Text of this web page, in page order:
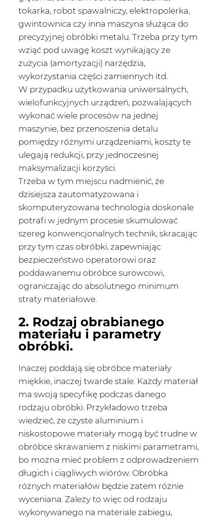
tokarka, robot spawalniczy, elektropolerka,
gwintownica czy inna maszyna służąca do
precyzyjnej obróbki metalu. Trzeba przy tym
wziąć pod uwagę koszt wynikający ze
zużycia (amortyzacji) narzędzia,
wykorzystania części zamiennych itd.
W przypadku użytkowania uniwersalnych,
wielofunkcyjnych urządzeń, pozwalających
wykonać wiele procesów na jednej
maszynie, bez przenoszenia detalu
pomiędzy różnymi urządzeniami, koszty te
ulegają redukcji, przy jednoczesnej
maksymalizacji korzyści.
Trzeba w tym miejscu nadmienić, że
dzisiejsza zautomatyzowana i
skomputeryzowana technologia doskonale
potrafi w jednym procesie skumulować
szereg konwencjonalnych technik, skracając
przy tym czas obróbki, zapewniając
bezpieczeństwo operatorowi oraz
poddawanemu obróbce surowcowi,
ograniczając do absolutnego minimum
straty materiałowe.
2. Rodzaj obrabianego
materiału i parametry
obróbki.
Inaczej poddają się obróbce materiały
miękkie, inaczej twarde stale. Każdy materiał
ma swoją specyfikę podczas danego
rodzaju obróbki. Przykładowo trzeba
wiedzieć, że czyste aluminium i
niskostopowe materiały mogą być trudne w
obróbce skrawaniem z niskimi parametrami,
bo można mieć problem z odprowadzeniem
długich i ciągliwych wiórów. Obróbka
różnych materiałów będzie zatem różnie
wyceniana. Zależy to więc od rodzaju
wykonywanego na materiale zabiegu,